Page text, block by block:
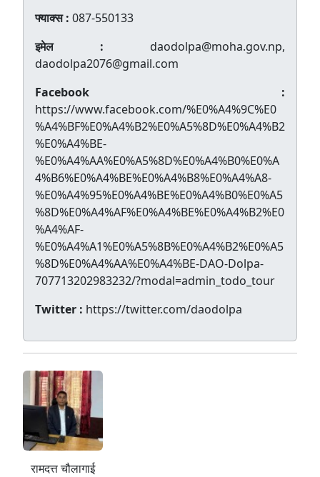
फ्याक्स : 087-550133
इमेल : daodolpa@moha.gov.np,
daodolpa2076@gmail.com
Facebook :
https://www.facebook.com/%E0%A4%9C%E0
%A4%BF%E0%A4%B2%E0%A5%8D%E0%A4%B2
%E0%A4%BE-
%E0%A4%AA%E0%A5%8D%E0%A4%B0%E0%A
4%B6%E0%A4%BE%E0%A4%B8%E0%A4%A8-
%E0%A4%95%E0%A4%BE%E0%A4%B0%E0%A5
%8D%E0%A4%AF%E0%A4%BE%E0%A4%B2%E0
%A4%AF-
%E0%A4%A1%E0%A5%8B%E0%A4%B2%E0%A5
%8D%E0%A4%AA%E0%A4%BE-DAO-Dolpa-
707713202983232/?modal=admin_todo_tour
Twitter : https://twitter.com/daodolpa
रामदत्त चौलागाई